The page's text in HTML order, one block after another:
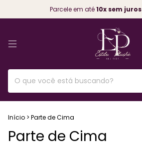
Parcele em até10x sem juros
Início > Parte de Cima
Parte de Cima